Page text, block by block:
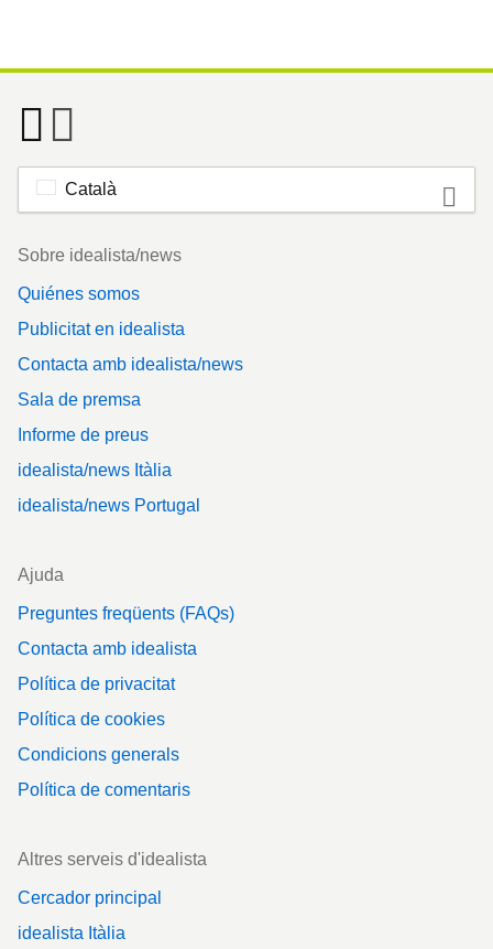
Català
Footer
Sobre idealista/news
Quiénes somos
Publicitat en idealista
Contacta amb idealista/news
Sala de premsa
Informe de preus
idealista/news Itàlia
idealista/news Portugal
Ajuda
Preguntes freqüents (FAQs)
Contacta amb idealista
Política de privacitat
Política de cookies
Condicions generals
Política de comentaris
Altres serveis d'idealista
Cercador principal
idealista Itàlia